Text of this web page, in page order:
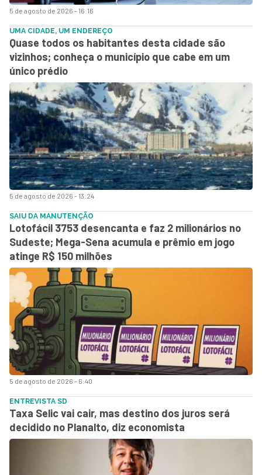
5 de agosto de 2026 - 16:16
5 de agosto de 2026 - 13:24
UMA CIDADE, UM ENDEREÇO
Quase todos os habitantes desta cidade são
vizinhos; conheça o município que cabe em um
único prédio
5 de agosto de 2026 - 6:40
SAIU DA MANUTENÇÃO
Lotofácil 3753 desencanta e faz 2 milionários no
Sudeste; Mega-Sena acumula e prêmio em jogo
atinge R$ 150 milhões
ENTREVISTA SD
Taxa Selic vai cair, mas destino dos juros será
decidido no Planalto, diz economista